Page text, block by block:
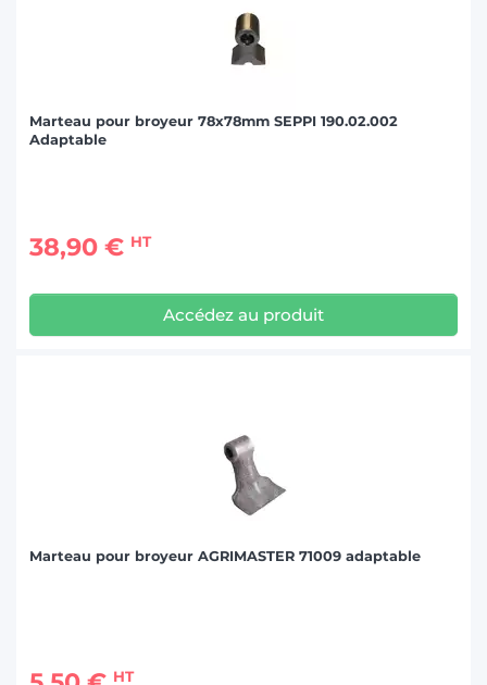
Marteau pour broyeur 78x78mm SEPPI 190.02.002
Adaptable
38,90 € HT
Accédez au produit
Marteau pour broyeur AGRIMASTER 71009 adaptable
HT